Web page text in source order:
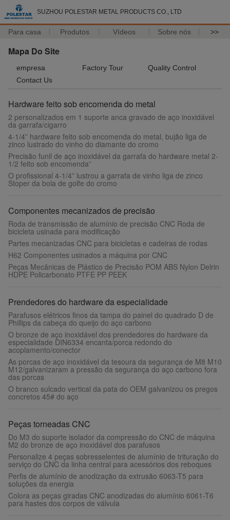
SUZHOU POLESTAR METAL PRODUCTS CO., LTD
Para casa Produtos Vídeos Sobre nós >>
Mapa Do Site
empresa Factory Tour
Quality Control
Contact Us
Hardware feito sob encomenda do metal
2 personalizados em 1 suporte anca gravado de aço inoxidável
da garrafa/cigarro
4-1/4” hardware feito sob encomenda do metal, bujão liga de
zinco lustrado do vinho do diamante do cromo
Precisão funil de aço inoxidável da garrafa do hardware metal 2-
1/2 feito sob encomenda”
O profissional 4-1/4” lustrou a garrafa de vinho liga de zinco
Stoper da bola de golfe do cromo
Componentes mecanizados de precisão
Roda de transmissão de alumínio de precisão CNC Roda de
bicicleta usinada para modificação
Partes mecanizadas CNC para bicicletas e cadeiras de rodas
H62 Componentes usinados a máquina por CNC
Peças Mecânicas de Plástico de Precisão POM ABS Nylon Delrin
HDPE Policarbonato PTFE PP PEEK
Prendedores do hardware da especialidade
Parafusos elétricos finos da tampa do painel do quadrado D de
Phillips da cabeça do queijo do aço carbono
O bronze de aço inoxidável dos prendedores do hardware da
especialidade DIN6334 encanta/porca redondo do
acoplamento/conector
As porcas de aço inoxidável da tesoura da segurança de M8 M10
M12/galvanizaram a pressão da segurança do aço carbono fora
das porcas
O branco sulcado vertical da pata do OEM galvanizou os pregos
concretos 45# do aço
Peças torneadas CNC
Do M3 do suporte isolador da compressão do CNC de máquina
M2 do bronze de aço inoxidável dos parafusos
Personalize 4 peças sobresselentes de alumínio de trituração do
serviço do CNC da linha central para acessórios dos reboques
Perfis de alumínio de anodização da extrusão 6063-T5 para
soluções da energia
Colora as peças giradas CNC anodizadas do alumínio 6061-T6
para hastes dos corpos de válvula